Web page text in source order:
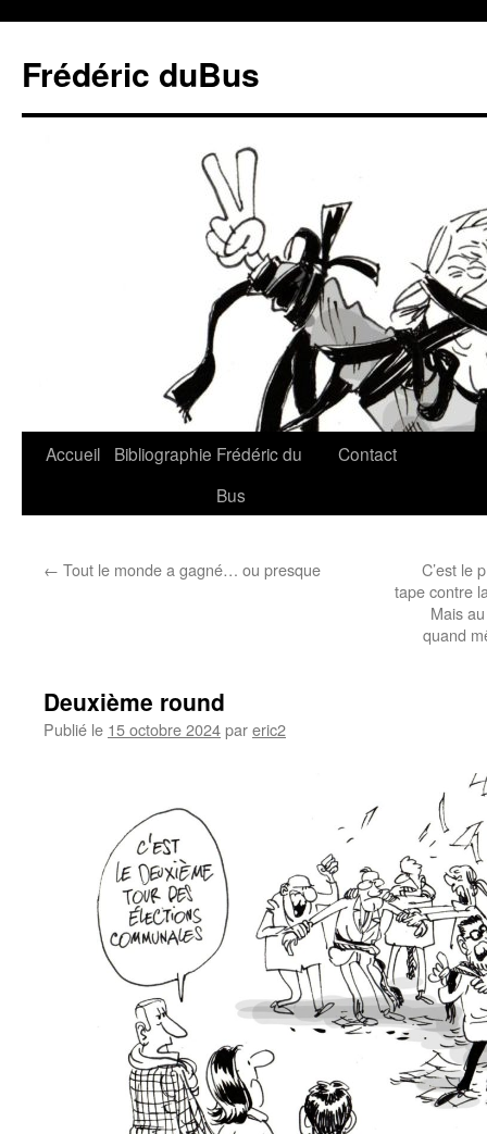
Frédéric duBus
Accueil Bibliographie Frédéric du
Bus
Contact
← Tout le monde a gagné… ou presque
C’est le
tape contre
Mais
quand
Deuxième round
Publié le 15 octobre 2024pareric2